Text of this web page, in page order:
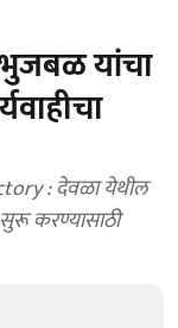
यांचा
: देवळा येथील
करण्यासाठी